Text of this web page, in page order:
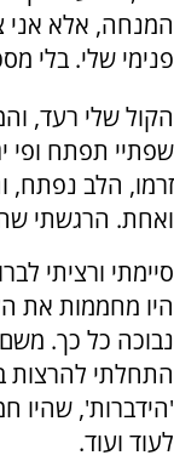
המנחה, אלא אני
פנימי שלי. בלי
הקול שלי רעד,
שפתיי תפתח ופי
זרמו, הלב נפתח,
ואחת. הרגשתי
סיימתי ורציתי
היו מחממות את
נבוכה כל כך.
התחלתי להרצות
'הידברות', שהיו
לעוד ועוד.